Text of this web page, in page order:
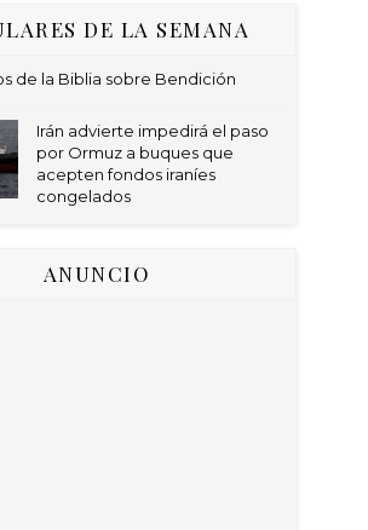
DE LA SEMANA
de la Biblia sobre Bendición
Irán advierte impedirá el paso
por Ormuz a buques que
acepten fondos iraníes
congelados
ANUNCIO